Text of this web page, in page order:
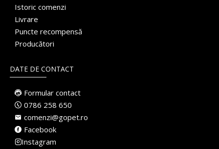
Istoric comenzi
Livrare
Puncte recompensă
Producători
DATE DE CONTACT
Formular contact
0786 258 650
comenzi@gopet.ro
Facebook
Instagram